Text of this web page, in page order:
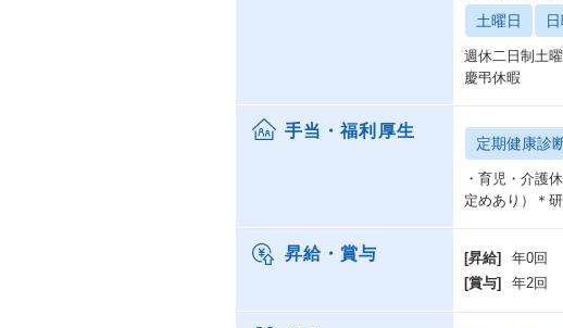
|
・実作業を担
1）SVとして長
経験を積んだ
同僚SVの方の
なお、5年満
年収436万円
年収457万円 入
その後もご経
土曜日
週休二日制土
慶弔休暇
手当・福利厚生
定期健康診
・育児・介護
定めあり）＊
昇給・賞与 [昇給]
年0回
[賞与]
年2回